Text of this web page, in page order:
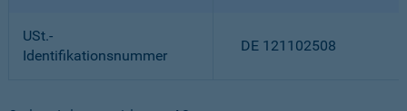
USt.-
Identifikationsnummer
DE 121102508